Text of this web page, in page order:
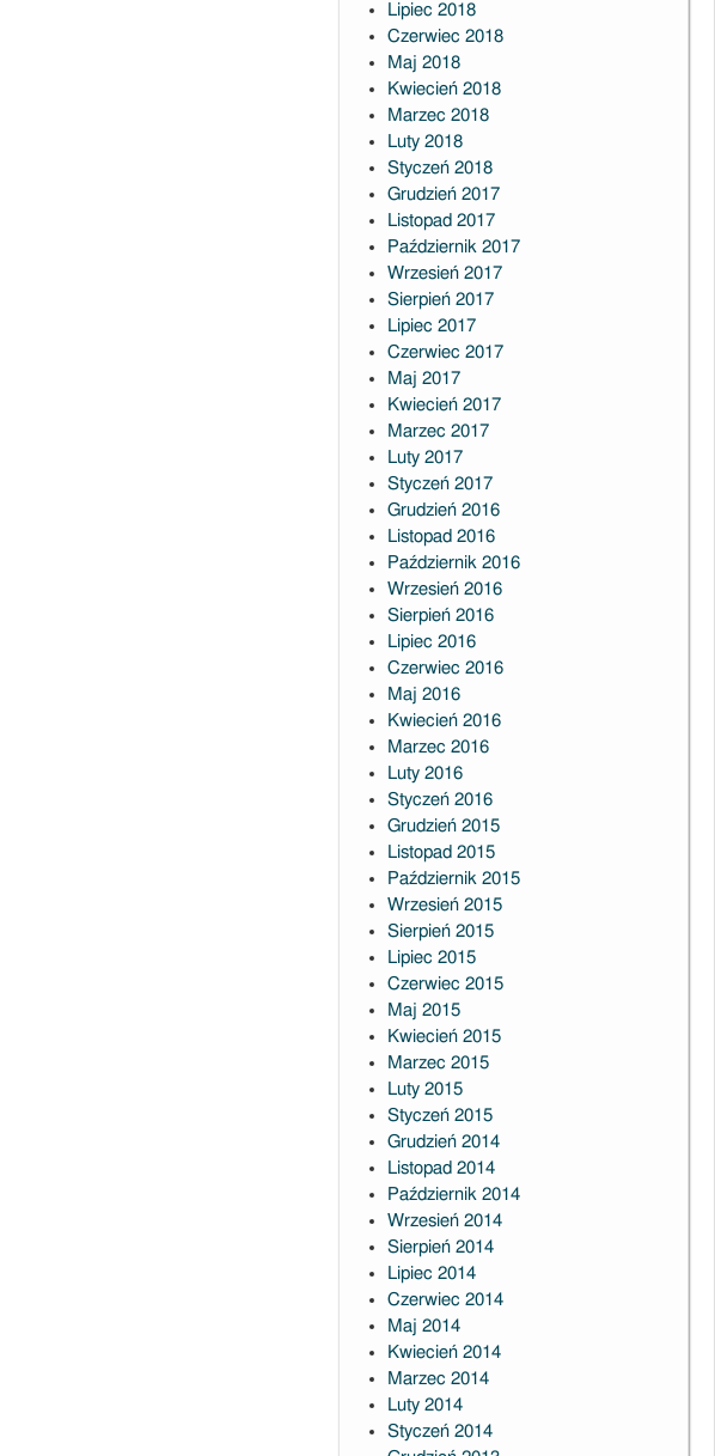
Lipiec 2018
Czerwiec 2018
Maj 2018
Kwiecień 2018
Marzec 2018
Luty 2018
Styczeń 2018
Grudzień 2017
Listopad 2017
Październik 2017
Wrzesień 2017
Sierpień 2017
Lipiec 2017
Czerwiec 2017
Maj 2017
Kwiecień 2017
Marzec 2017
Luty 2017
Styczeń 2017
Grudzień 2016
Listopad 2016
Październik 2016
Wrzesień 2016
Sierpień 2016
Lipiec 2016
Czerwiec 2016
Maj 2016
Kwiecień 2016
Marzec 2016
Luty 2016
Styczeń 2016
Grudzień 2015
Listopad 2015
Październik 2015
Wrzesień 2015
Sierpień 2015
Lipiec 2015
Czerwiec 2015
Maj 2015
Kwiecień 2015
Marzec 2015
Luty 2015
Styczeń 2015
Grudzień 2014
Listopad 2014
Październik 2014
Wrzesień 2014
Sierpień 2014
Lipiec 2014
Czerwiec 2014
Maj 2014
Kwiecień 2014
Marzec 2014
Luty 2014
Styczeń 2014